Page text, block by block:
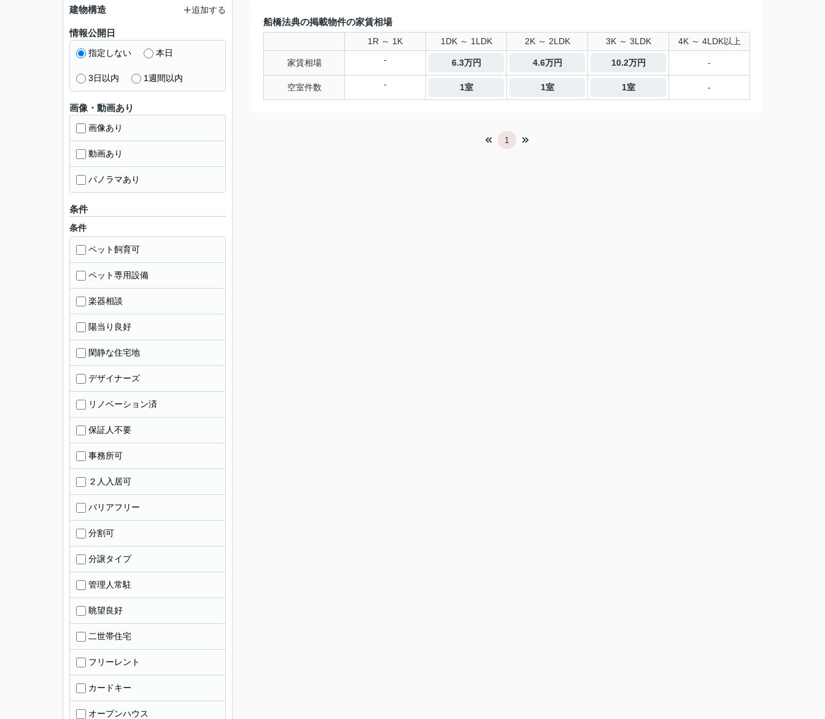
船橋法典の掲載物件の家賃相場
1R ～ 1K 1DK ～ 1LDK 2K ～ 2LDK 3K ～ 3LDK 4K ～ 4LDK以上
家賃相場 - 6.3万円 4.6万円 10.2万円 -
空室件数 - 1室 1室 1室 -
1
建物構造 追加する
情報公開日
指定しない 本日
3日以内 1週間以内
画像・動画あり
画像あり
動画あり
パノラマあり
条件
条件
ペット飼育可
ペット専用設備
楽器相談
陽当り良好
閑静な住宅地
デザイナーズ
リノベーション済
保証人不要
事務所可
２人入居可
バリアフリー
分割可
分譲タイプ
管理人常駐
眺望良好
二世帯住宅
フリーレント
カードキー
オープンハウス